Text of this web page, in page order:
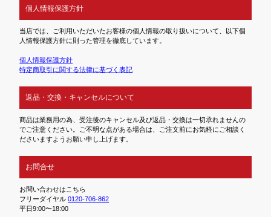
個人情報保護方針
当店では、ご利用いただいたお客様の個人情報の取り扱いについて、以下個
人情報保護方針に則った管理を徹底しています。
個人情報保護方針
特定商取引に関する法律に基づく表記
返品・交換・キャンセルについて
商品は業務用の為、受注後のキャンセル及び返品・交換は一切承れませんの
でご注意ください。ご不明な点がある場合は、ご注文前にお気軽にご相談く
ださいますようお願い申し上げます。
お問合せ
お問い合わせはこちら
フリーダイヤル0120-706-862
平日9:00〜18:00